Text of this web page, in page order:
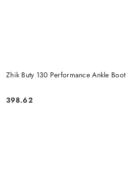
Zhik Buty 130 Performance Ankle Boot
Cena:
398.62